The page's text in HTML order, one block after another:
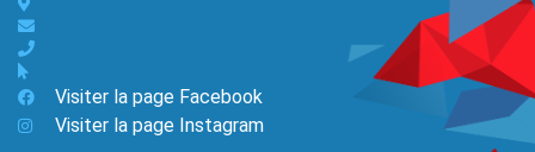
Visiter la page Facebook
Visiter la page Instagram